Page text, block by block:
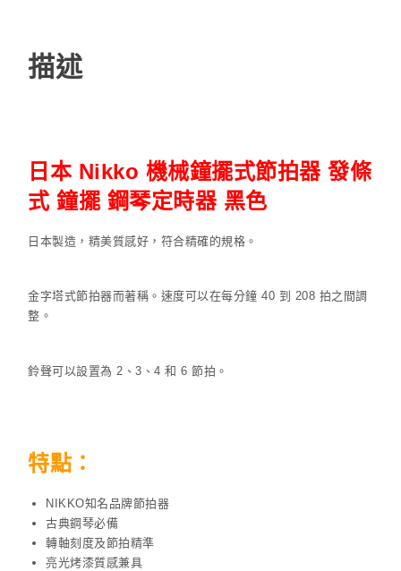
描述
日本 Nikko 機械鐘擺式節拍器 發條
式 鐘擺 鋼琴定時器 黑色
日本製造，精美質感好，符合精確的規格。
金字塔式節拍器而著稱。速度可以在每分鐘 40 到 208 拍之間調
整。
鈴聲可以設置為 2、3、4 和 6 節拍。
特點：
NIKKO知名品牌節拍器
古典鋼琴必備
轉軸刻度及節拍精準
亮光烤漆質感兼具